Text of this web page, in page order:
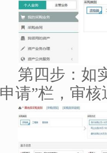
第四步：如
申请”栏，审